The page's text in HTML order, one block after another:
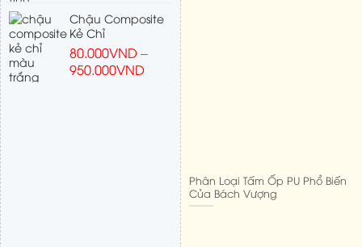
Chậu Composite
Kẻ Chỉ
80.000VND–
950.000VND
Phân Loại Tấm Ốp PU Phổ Biến
Của Bách Vượng